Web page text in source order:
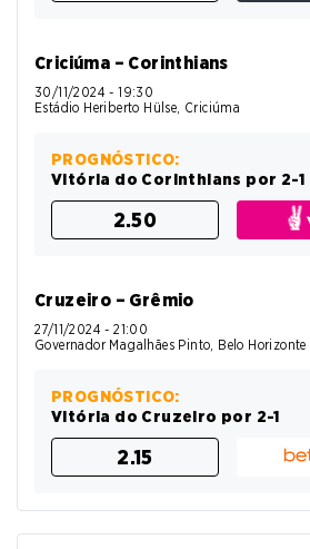
Criciúma – Corinthians
30/11/2024 - 19:30
Estádio Heriberto Hülse, Criciúma
PROGNÓSTICO:
Vitória do Corinthians por 2-1
2.50
Cruzeiro – Grêmio
27/11/2024 - 21:00
Governador Magalhães Pinto, Belo Horizonte
PROGNÓSTICO:
Vitória do Cruzeiro por 2-1
2.15